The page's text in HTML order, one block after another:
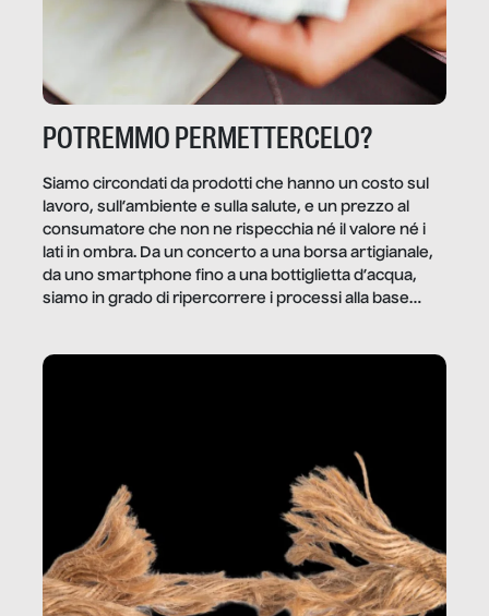
POTREMMO PERMETTERCELO?
Siamo circondati da prodotti che hanno un costo sul
lavoro, sull’ambiente e sulla salute, e un prezzo al
consumatore che non ne rispecchia né il valore né i
lati in ombra. Da un concerto a una borsa artigianale,
da uno smartphone fino a una bottiglietta d’acqua,
siamo in grado di ripercorrere i processi alla base
dietro gli oggetti e i servizi che fanno la nostra vita